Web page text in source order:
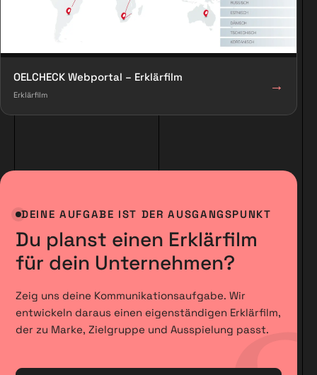
OELCHECK Webportal – Erklärfilm
Erklärfilm →
DEINE AUFGABE IST DER AUSGANGSPUNKT
Du planst einen Erklärfilm
für dein Unternehmen?
Zeig uns deine Kommunikationsaufgabe. Wir
entwickeln daraus einen eigenständigen Erklärfilm,
der zu Marke, Zielgruppe und Ausspielung passt.